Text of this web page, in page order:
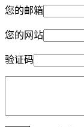
您的邮箱
您的网站
验证码